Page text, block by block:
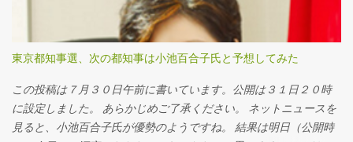
県）から奥州、対馬、小笠原諸島、沖縄にある、ということを、
丹念な取材のもとに書かれたのが、本書「 風水先生「四門の謎」
を解く 」なのです。 そもそも「門」という漢字は、戸という字が
２つ向かい合っている形。 門とは、両開き・観音開きの戸を表し
ています。 中国では、門は神の住まいを守るものとされており、
そこから、神に「問い」かけたり、「聞いて」もらったりする場
所＝門の前、なので門がまえがついているのだそうです。 しか
東京都知事選、次の都知事は小池百合子氏と予想してみた
この投稿は７月３０日午前に書いています。公開は３１日２０時
に設定しました。 あらかじめご了承ください。 ネットニュースを
見ると、小池百合子氏が優勢のようですね。 結果は明日（公開時